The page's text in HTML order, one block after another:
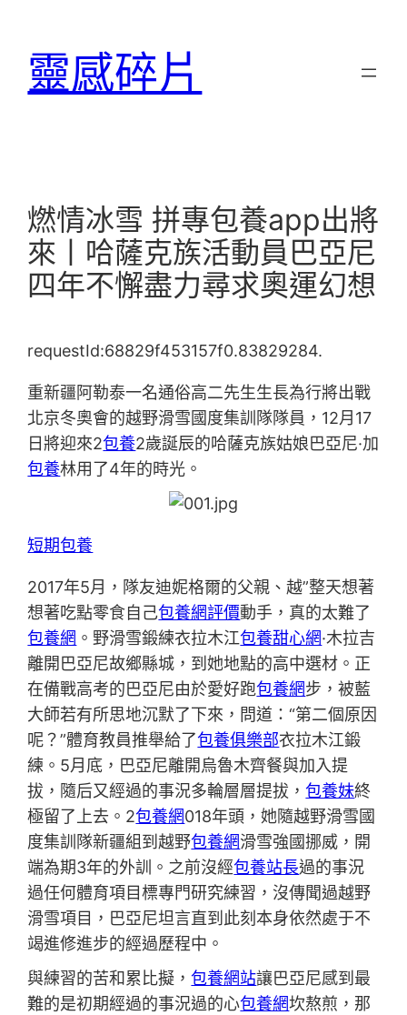
靈感碎片
燃情冰雪 拼專包養app出將
來丨哈薩克族活動員巴亞尼
四年不懈盡力尋求奧運幻想
requestId:68829f453157f0.83829284.
重新疆阿勒泰一名通俗高二先生生長為行將出戰
北京冬奧會的越野滑雪國度集訓隊隊員，12月17
日將迎來2包養2歲誕辰的哈薩克族姑娘巴亞尼·加
包養林用了4年的時光。
短期包養
2017年5月，隊友迪妮格爾的父親、越”整天想著
想著吃點零食自己包養網評價動手，真的太難了
包養網 。野滑雪鍛練衣拉木江包養甜心網·木拉吉
離開巴亞尼故鄉縣城，到她地點的高中選材。正
在備戰高考的巴亞尼由於愛好跑包養網步，被藍
大師若有所思地沉默了下來，問道：“第二個原因
呢？”體育教員推舉給了包養俱樂部衣拉木江鍛
練。5月底，巴亞尼離開烏魯木齊餐與加入提
拔，隨后又經過的事況多輪層層提拔，包養妹終
極留了上去。2包養網018年頭，她隨越野滑雪國
度集訓隊新疆組到越野包養網滑雪強國挪威，開
端為期3年的外訓。之前沒經包養站長過的事況
過任何體育項目標專門研究練習，沒傳聞過越野
滑雪項目，巴亞尼坦言直到此刻本身依然處于不
竭進修進步的經過歷程中。
與練習的苦和累比擬，包養網站讓巴亞尼感到最
難的是初期經過的事況過的心包養網坎熬煎，那